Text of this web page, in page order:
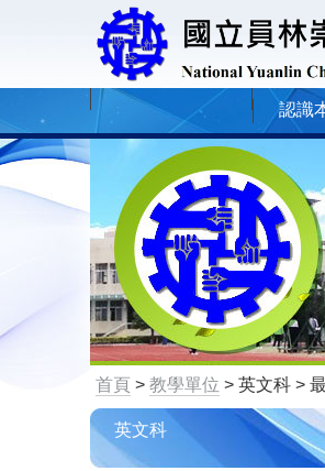
認識
首頁 > 教學單位 > 英文科 >
英文科